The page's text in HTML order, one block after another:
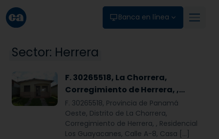
Banca en línea
Sector: Herrera
F. 30265518, La Chorrera,
Corregimiento de Herrera, ,
Residencial Los Guayacanes,
Calle A-8, Casa F-468.
F. 30265518, Provincia de Panamá
Oeste, Distrito de La Chorrera,
Corregimiento de Herrera, , Residencial
Los Guayacanes, Calle A-8, Casa […]